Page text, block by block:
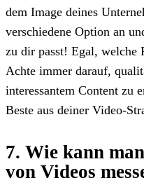
dem Image deines
verschiedene Option an
zu dir passt! Egal,
Achte immer darauf,
interessantem Content zu
Beste aus deiner Video-
7. Wie kann
von Videos